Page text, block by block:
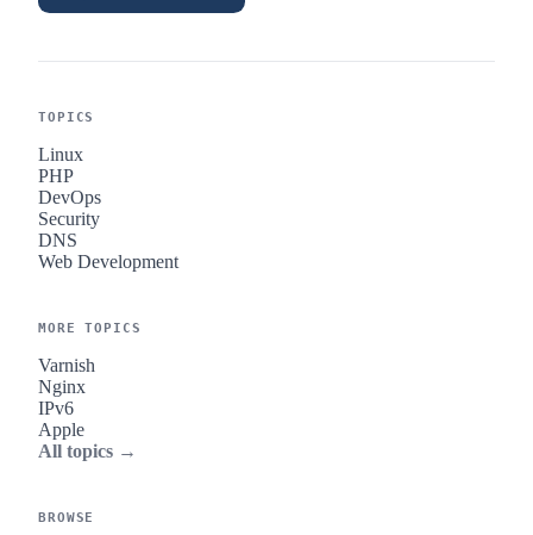
TOPICS
Linux
PHP
DevOps
Security
DNS
Web Development
MORE TOPICS
Varnish
Nginx
IPv6
Apple
All topics →
BROWSE